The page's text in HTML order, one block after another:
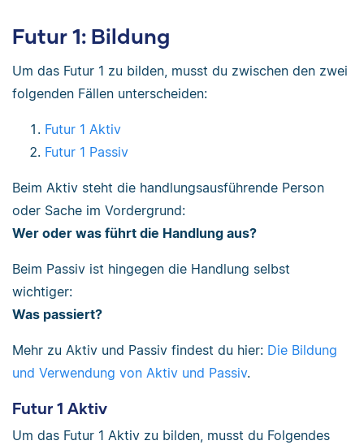
Futur 1: Bildung
Um das Futur 1 zu bilden, musst du zwischen den zwei
folgenden Fällen unterscheiden:
Futur 1 Aktiv
Futur 1 Passiv
Beim Aktiv steht die handlungsausführende Person
oder Sache im Vordergrund:
Wer oder was führt die Handlung aus?
Beim Passiv ist hingegen die Handlung selbst
wichtiger:
Was passiert?
Mehr zu Aktiv und Passiv findest du hier: Die Bildung
und Verwendung von Aktiv und Passiv.
Futur 1 Aktiv
Um das Futur 1 Aktiv zu bilden, musst du Folgendes